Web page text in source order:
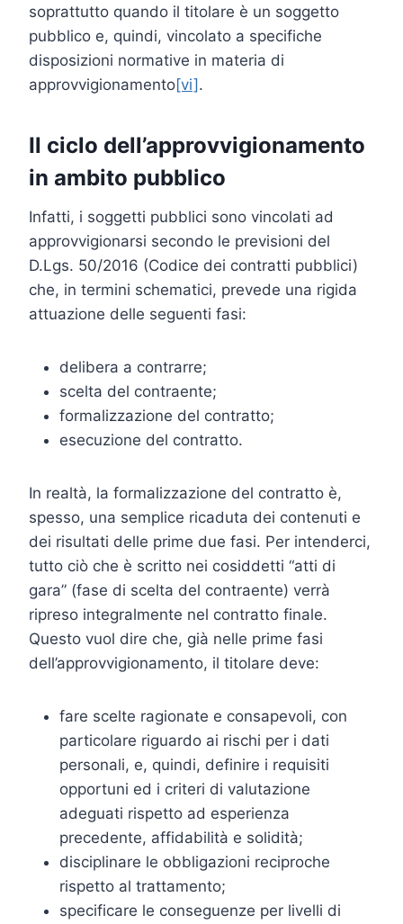
soprattutto quando il titolare è un soggetto
pubblico e, quindi, vincolato a specifiche
disposizioni normative in materia di
approvvigionamento[vi].
Il ciclo dell’approvvigionamento
in ambito pubblico
Infatti, i soggetti pubblici sono vincolati ad
approvvigionarsi secondo le previsioni del
D.Lgs. 50/2016 (Codice dei contratti pubblici)
che, in termini schematici, prevede una rigida
attuazione delle seguenti fasi:
delibera a contrarre;
scelta del contraente;
formalizzazione del contratto;
esecuzione del contratto.
In realtà, la formalizzazione del contratto è,
spesso, una semplice ricaduta dei contenuti e
dei risultati delle prime due fasi. Per intenderci,
tutto ciò che è scritto nei cosiddetti “atti di
gara” (fase di scelta del contraente) verrà
ripreso integralmente nel contratto finale.
Questo vuol dire che, già nelle prime fasi
dell’approvvigionamento, il titolare deve:
fare scelte ragionate e consapevoli, con
particolare riguardo ai rischi per i dati
personali, e, quindi, definire i requisiti
opportuni ed i criteri di valutazione
adeguati rispetto ad esperienza
precedente, affidabilità e solidità;
disciplinare le obbligazioni reciproche
rispetto al trattamento;
specificare le conseguenze per livelli di